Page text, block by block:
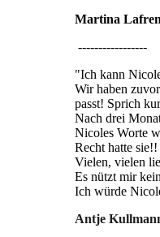
Martina
-----------------
"Ich kann
Wir haben
passt! Sprich
Nach drei
Nicoles Worte
Recht hatte sie!!
Vielen, vielen
Es nützt mir
Ich würde
Antje